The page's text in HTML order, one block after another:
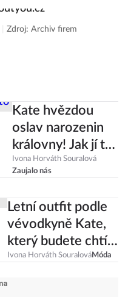
Zdroj: Archiv firem
Kate hvězdou
oslav narozenin
královny! Jak jí to
slušelo v průběhu
let?
Ivona Horváth Souralová
Zaujalo nás
Letní outfit podle
vévodkyně Kate,
který budete chtít
nosit také!
Ivona Horváth SouralováMóda